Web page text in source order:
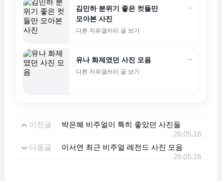
김민하 분위기 좋은 컷들만
모아본 사진
다른 자유갤러리 글 보기
→
유나 화제였던 사진 모음
다른 자유갤러리 글 보기
→
이전글
박은혜 비주얼이 특히 좋았던 사진들
26.05.16
다음글
이서연 최근 비주얼 레전드 사진 모음
26.05.16